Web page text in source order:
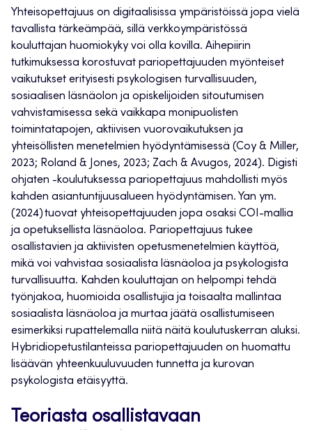
Yhteisopettajuus on digitaalisissa ympäristöissä jopa vielä
tavallista tärkeämpää, sillä verkkoympäristössä
kouluttajan huomiokyky voi olla kovilla. Aihepiirin
tutkimuksessa korostuvat pariopettajuuden myönteiset
vaikutukset erityisesti psykologisen turvallisuuden,
sosiaalisen läsnäolon ja opiskelijoiden sitoutumisen
vahvistamisessa sekä vaikkapa monipuolisten
toimintatapojen, aktiivisen vuorovaikutuksen ja
yhteisöllisten menetelmien hyödyntämisessä ​(Coy & Miller,
2023; Roland & Jones, 2023; Zach & Avugos, 2024)​. Digisti
ohjaten -koulutuksessa pariopettajuus mahdollisti myös
kahden asiantuntijuusalueen hyödyntämisen. ​Yan ym.
(2024)​ tuovat yhteisopettajuuden jopa osaksi COI-mallia
ja opetuksellista läsnäoloa. Pariopettajuus tukee
osallistavien ja aktiivisten opetusmenetelmien käyttöä,
mikä voi vahvistaa sosiaalista läsnäoloa ja psykologista
turvallisuutta. Kahden kouluttajan on helpompi tehdä
työnjakoa, huomioida osallistujia ja toisaalta mallintaa
sosiaalista läsnäoloa ja murtaa jäätä osallistumiseen
esimerkiksi rupattelemalla niitä näitä koulutuskerran aluksi.
Hybridiopetustilanteissa pariopettajuuden on huomattu
lisäävän yhteenkuuluvuuden tunnetta ja kurovan
psykologista etäisyyttä.
Teoriasta osallistavaan